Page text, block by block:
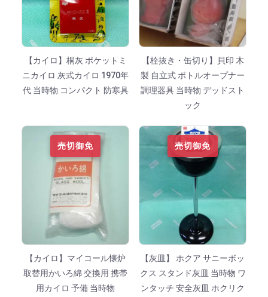
【カイロ】桐灰 ポケットミ
ニカイロ 灰式カイロ 1970年
代 当時物 コンパクト 防寒具
【栓抜き・缶切り】貝印 木
製 自立式 ボトルオープナー
調理器具 当時物 デッドスト
ック
売切御免
【カイロ】マイコール懐炉
取替用かいろ綿 交換用 携帯
用カイロ 予備 当時物
売切御免
【灰皿】 ホクア サニーボッ
クス スタンド灰皿 当時物 ワ
ンタッチ 安全灰皿 ホクリク